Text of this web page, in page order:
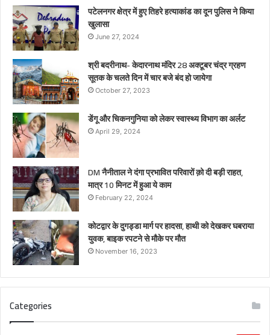
पटेलनगर क्षेत्र में हुए तिहरे हत्याकांड का दून पुलिस ने किया
खुलासा
June 27, 2024
श्री बदरीनाथ- केदारनाथ मंदिर 28 अक्टूबर चंद्र ग्रहण
सूतक के चलते दिन में चार बजे बंद हो जायेगा
October 27, 2023
डेंगू और चिकनगुनिया को लेकर स्वास्थ्य विभाग का अर्लट
April 29, 2024
DM नैनीताल ने दंगा प्रभावित परिवारों क़ो दी बड़ी राहत,
मात्र 10 मिनट में हुआ ये काम
February 22, 2024
कोटद्वार के दुगड्डा मार्ग पर हादसा, हाथी को देखकर घबराया
युवक, बाइक रपटने से मौके पर मौत
November 16, 2023
Categories